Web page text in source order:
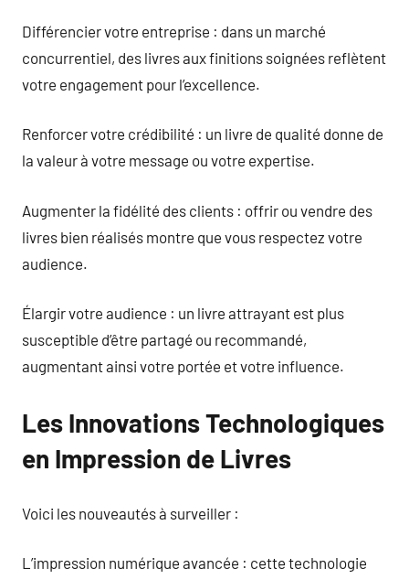
Différencier votre entreprise : dans un marché
concurrentiel, des livres aux finitions soignées reflètent
votre engagement pour l’excellence.
Renforcer votre crédibilité : un livre de qualité donne de
la valeur à votre message ou votre expertise.
Augmenter la fidélité des clients : offrir ou vendre des
livres bien réalisés montre que vous respectez votre
audience.
Élargir votre audience : un livre attrayant est plus
susceptible d’être partagé ou recommandé,
augmentant ainsi votre portée et votre influence.
Les Innovations Technologiques
en Impression de Livres
Voici les nouveautés à surveiller :
L’impression numérique avancée : cette technologie